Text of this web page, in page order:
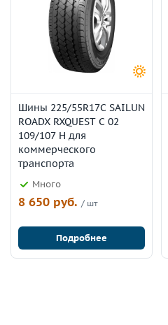
Шины 225/55R17C SAILUN
ROADX RXQUEST C 02
109/107 H для
коммерческого
транспорта
Много
8 650 руб. / шт
Подробнее